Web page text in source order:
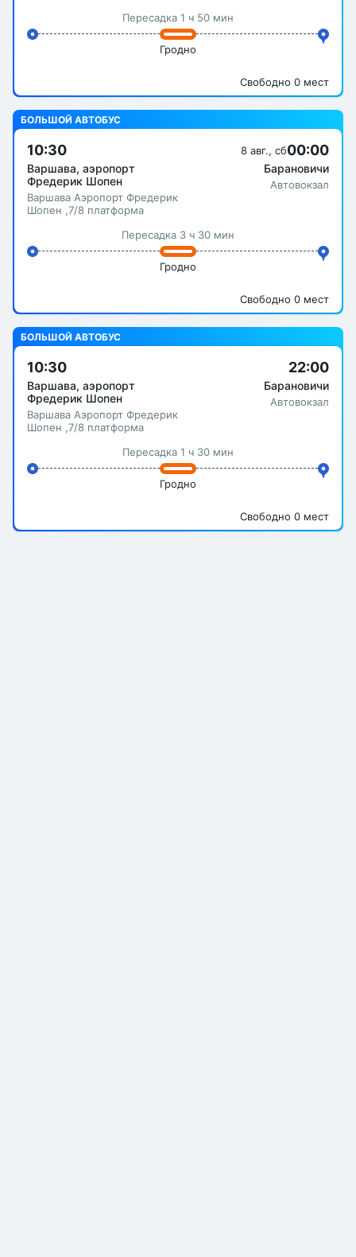
Пересадка 1 ч 50 мин
Гродно
Свободно 0 мест
БОЛЬШОЙ АВТОБУС
10:30
Варшава, аэропорт
Фредерик Шопен
Варшава Аэропорт Фредерик
Шопен ,7/8 платформа
00:00
8 авг., сб
Барановичи
Автовокзал
Пересадка 3 ч 30 мин
Гродно
Свободно 0 мест
БОЛЬШОЙ АВТОБУС
10:30
Варшава, аэропорт
Фредерик Шопен
Варшава Аэропорт Фредерик
Шопен ,7/8 платформа
22:00
Барановичи
Автовокзал
Пересадка 1 ч 30 мин
Гродно
Свободно 0 мест